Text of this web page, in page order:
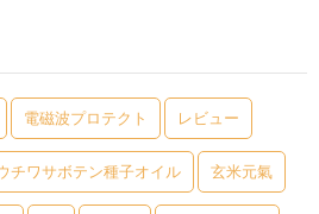
電磁波プロテクト レビュー
チワサボテン種子オイル 玄米元氣